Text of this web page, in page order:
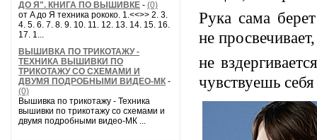
ДО Я". КНИГА ПО ВЫШИВКЕ - (0)
от A до Я техника рококо. 1.<<>> 2. 3.
4. 5. 6. 7. 8. 9. 10. 11. 12. 13. 14. 15. 16.
17. 1...
ВЫШИВКА ПО ТРИКОТАЖУ -
ТЕХНИКА ВЫШИВКИ ПО
ТРИКОТАЖУ СО СХЕМАМИ И
ДВУМЯ ПОДРОБНЫМИ ВИДЕО-МК -
(0)
Вышивка по трикотажу - Техника
вышивки по трикотажу со схемами и
двумя подробными видео-МК ...
Рука сама
не просвечивает,
не
чувствуешь